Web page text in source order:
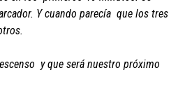
Y cuando parecía que los tres
y que será nuestro próximo